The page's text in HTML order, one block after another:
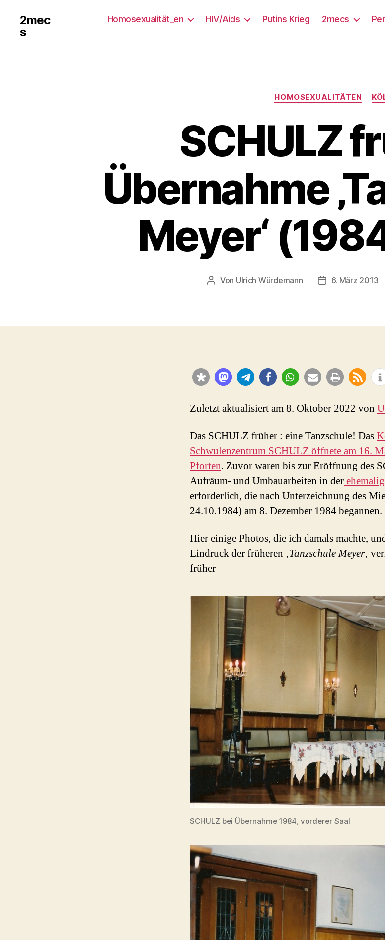
2mec
s
Homosexualität_en HIV/Aids Putins Krieg 2mecs
Kategorien
HOMOSEXUALITÄTEN
SCHULZ
Übernahme
Meyer‘
Beitragsautor
Von Ulrich Würdemann Beitragsdatum
6. März 2013
Zuletzt aktualisiert am 8. Oktober 2022 von
Das SCHULZ früher : eine Tanzschule! Das
Schwulenzentrum SCHULZ öffnete am 16.
Pforten. Zuvor waren bis zur Eröffnung des
Aufräum- und Umbauarbeiten in der
erforderlich, die nach Unterzeichnung des
24.10.1984) am 8. Dezember 1984 begannen.
Hier einige Photos, die ich damals machte,
Eindruck der früheren ‚Tanzschule Meyer‚
früher
SCHULZ bei Übernahme 1984, vorderer Saal